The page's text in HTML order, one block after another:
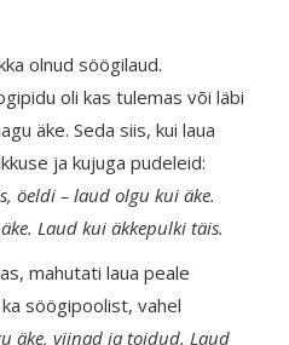
olnud söögilaud.
oli kas tulemas või läbi
äke. Seda siis, kui laua
ja kujuga pudeleid:
öeldi – laud olgu kui äke.
Laud kui äkkepulki täis.
mahutati laua peale
söögipoolist, vahel
äke, viinad ja toidud. Laud